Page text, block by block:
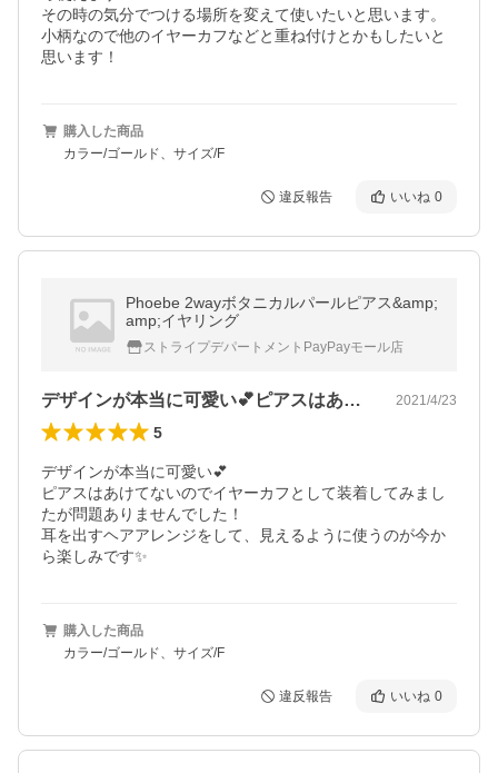
その時の気分でつける場所を変えて使いたいと思います。
小柄なので他のイヤーカフなどと重ね付けとかもしたいと
思います！
購入した商品
カラー/ゴールド、サイズ/F
違反報告 いいね 0
Phoebe 2wayボタニカルパールピアス&amp;
amp;イヤリング
ストライプデパートメントPayPayモール店
デザインが本当に可愛い💕ピアスはあけて… 2021/4/23
5
デザインが本当に可愛い💕
ピアスはあけてないのでイヤーカフとして装着してみまし
たが問題ありませんでした！
耳を出すヘアアレンジをして、見えるように使うのが今か
ら楽しみです✨
購入した商品
カラー/ゴールド、サイズ/F
違反報告 いいね 0